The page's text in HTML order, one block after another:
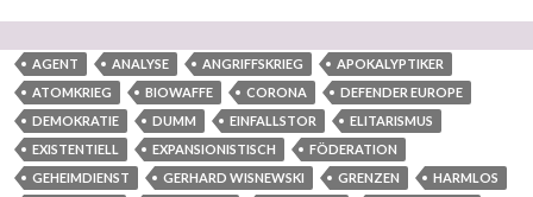
AGENT ANALYSE ANGRIFFSKRIEG
APOKALYPTIKER
ATOMKRIEG
BIOWAFFE CORONA
DEFENDER EUROPE
DEMOKRATIE
DUMM EINFALLSTOR
ELITARISMUS
EXISTENTIELL
EXPANSIONISTISCH
FÖDERATION
GEHEIMDIENST
GERHARD WISNEWSKI GRENZEN
HARMLOS